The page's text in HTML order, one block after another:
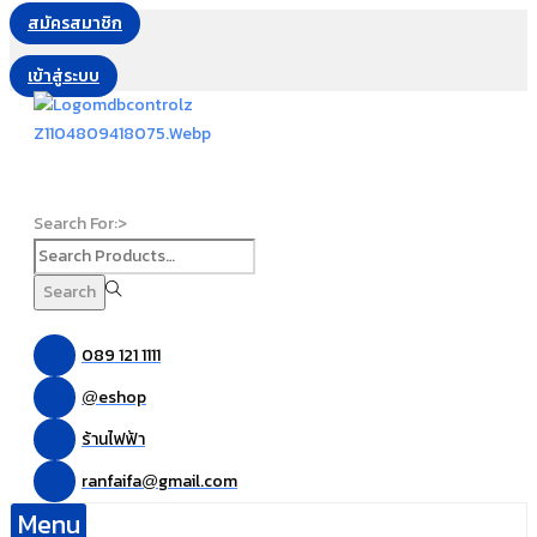
สมัครสมาชิก
เข้าสู่ระบบ
Search For:>
Search
089 121 1111
@eshop
ร้านไฟฟ้า
ranfaifa@gmail.com
Menu